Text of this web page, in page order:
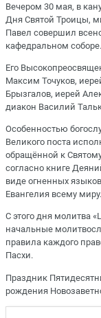
Вечером 30 мая, в
Дня Святой Троицы,
Павел совершил
кафедральном соборе.
Его
Максим Точуков,
Брызгалов, иерей
диакон Василий
Особенностью
Великого поста
обращённой к
согласно книге
виде огненных
Евангелия всему миру.
С этого дня молитва
начальные
правила каждого
Пасхи.
Праздник
рождения